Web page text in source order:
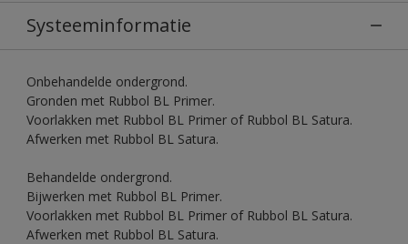
Systeeminformatie
Onbehandelde ondergrond.
Gronden met Rubbol BL Primer.
Voorlakken met Rubbol BL Primer of Rubbol BL Satura.
Afwerken met Rubbol BL Satura.
Behandelde ondergrond.
Bijwerken met Rubbol BL Primer.
Voorlakken met Rubbol BL Primer of Rubbol BL Satura.
Afwerken met Rubbol BL Satura.